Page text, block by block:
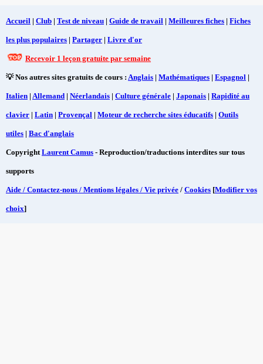
Accueil | Club | Test de niveau | Guide de travail | Meilleures fiches | Fiches
les plus populaires | Partager | Livre d'or
Recevoir 1 leçon gratuite par semaine
💡 Nos autres sites gratuits de cours : Anglais | Mathématiques | Espagnol |
Italien | Allemand | Néerlandais | Culture générale | Japonais | Rapidité au
clavier | Latin | Provençal | Moteur de recherche sites éducatifs | Outils
utiles | Bac d'anglais
CopyrightLaurent Camus - Reproduction/traductions interdites sur tous
supports
Aide / Contactez-nous / Mentions légales / Vie privée / Cookies [Modifier vos
choix]